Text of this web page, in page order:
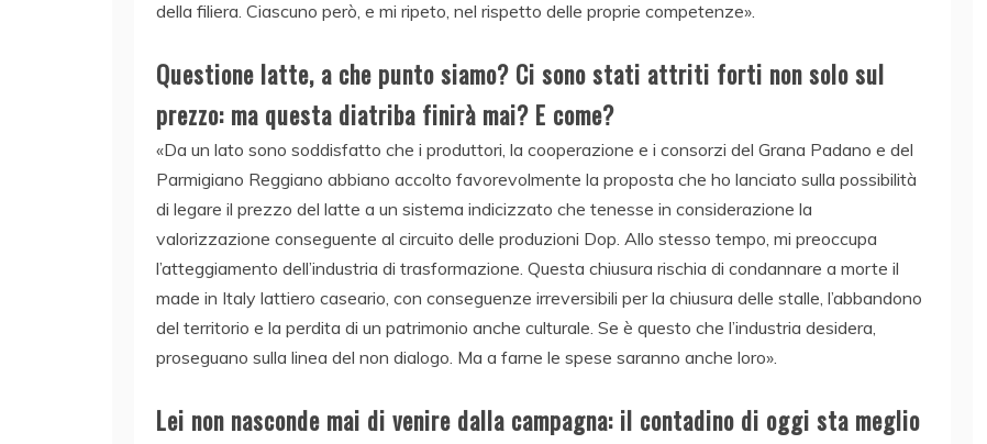
della filiera. Ciascuno però, e mi ripeto, nel rispetto delle proprie competenze».
Questione latte, a che punto siamo? Ci sono stati attriti forti non solo sul
prezzo: ma questa diatriba finirà mai? E come?
«Da un lato sono soddisfatto che i produttori, la cooperazione e i consorzi del Grana Padano e del
Parmigiano Reggiano abbiano accolto favorevolmente la proposta che ho lanciato sulla possibilità
di legare il prezzo del latte a un sistema indicizzato che tenesse in considerazione la
valorizzazione conseguente al circuito delle produzioni Dop. Allo stesso tempo, mi preoccupa
l’atteggiamento dell’industria di trasformazione. Questa chiusura rischia di condannare a morte il
made in Italy lattiero caseario, con conseguenze irreversibili per la chiusura delle stalle, l’abbandono
del territorio e la perdita di un patrimonio anche culturale. Se è questo che l’industria desidera,
proseguano sulla linea del non dialogo. Ma a farne le spese saranno anche loro».
Lei non nasconde mai di venire dalla campagna: il contadino di oggi sta meglio